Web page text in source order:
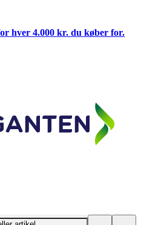
hver 4.000 kr. du køber for.